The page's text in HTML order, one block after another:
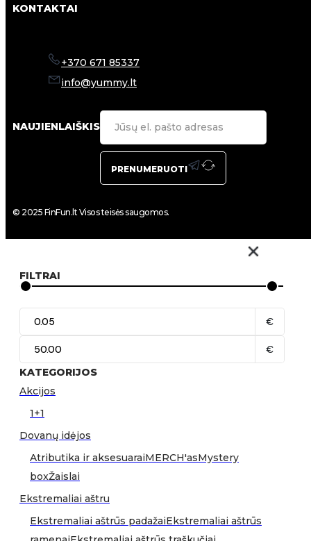
KONTAKTAI
+370 671 85337
info@yummy.lt
NAUJIENLAIŠKIS
PRENUMERUOTI
© 2025 FinFun.lt Visos teisės saugomos.
FILTRAI
€
€
KATEGORIJOS
Akcijos
1+1
Dovanų idėjos
Atributika ir aksesuaraiMERCH'asMystery
boxŽaislai
Ekstremaliai aštru
Ekstremaliai aštrūs padažaiEkstremaliai aštrūs